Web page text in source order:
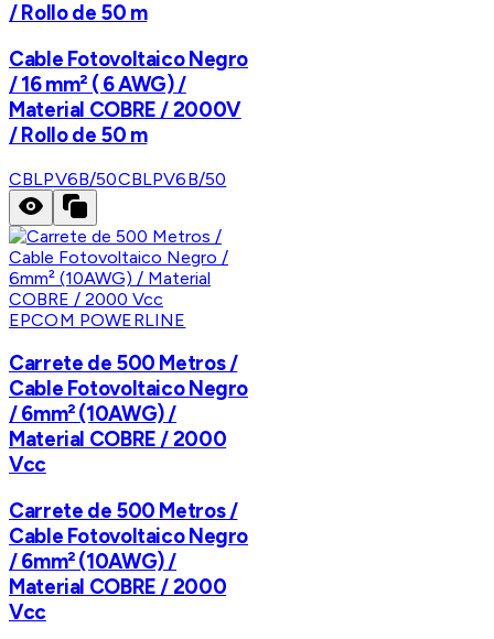
/ Rollo de 50 m
Cable Fotovoltaico Negro
/ 16 mm² ( 6 AWG) /
Material COBRE / 2000V
/ Rollo de 50 m
CBLPV6B/50CBLPV6B/50
EPCOM POWERLINE
Carrete de 500 Metros /
Cable Fotovoltaico Negro
/ 6mm² (10AWG) /
Material COBRE / 2000
Vcc
Carrete de 500 Metros /
Cable Fotovoltaico Negro
/ 6mm² (10AWG) /
Material COBRE / 2000
Vcc